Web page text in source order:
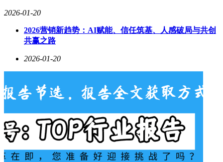
2026-01-20
2026营销新趋势：AI赋能、信任筑基、人感破局与共创
共赢之路
2026-01-20